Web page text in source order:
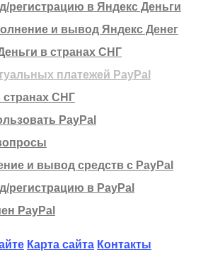
регистрацию в Яндекс Деньги
и вывод Яндекс Денег
в странах СНГ
платежей PayPal
странах СНГ
PayPal
и вывод средств с PayPal
регистрацию в PayPal
PayPal
Карта сайта Контакты